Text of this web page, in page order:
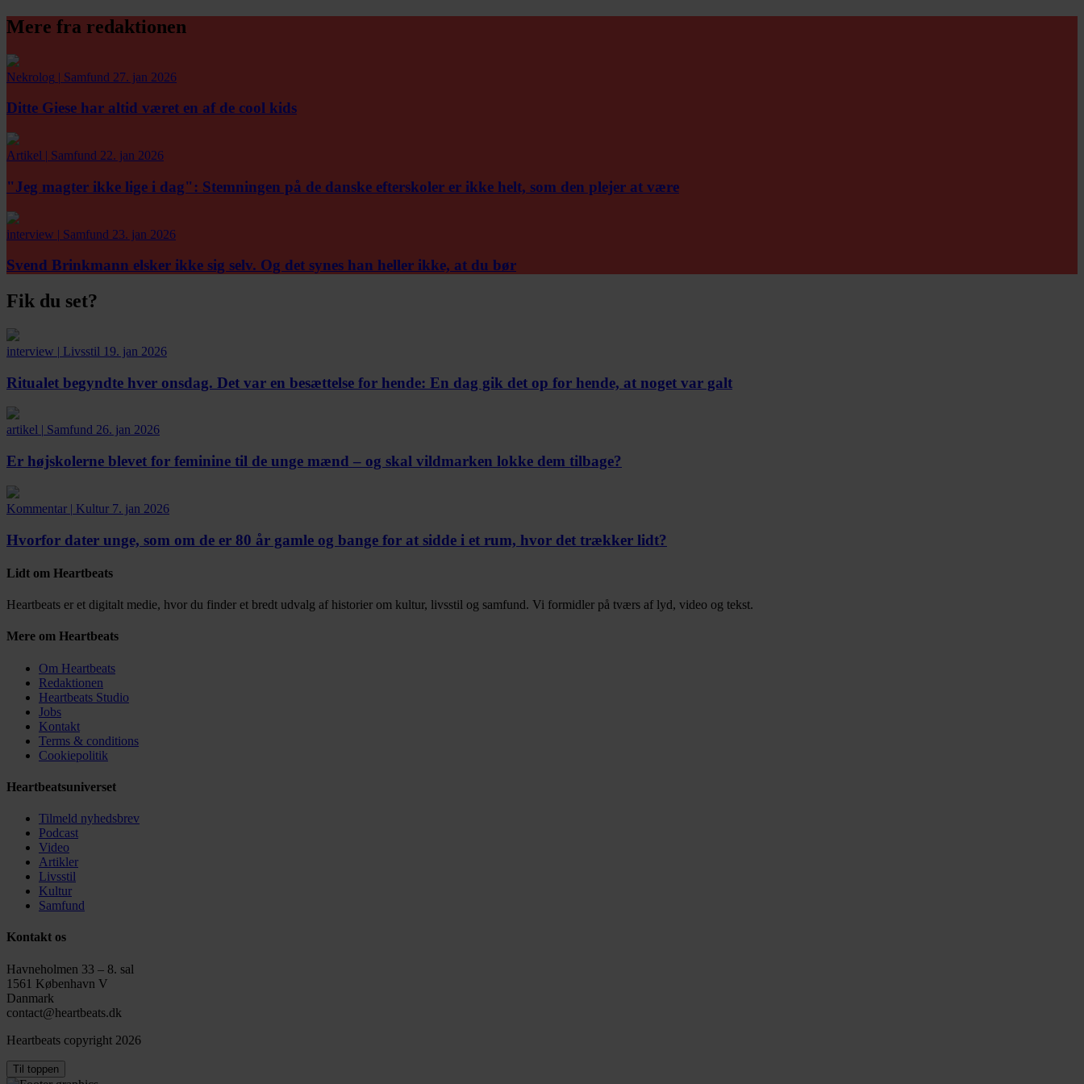
Mere fra redaktionen
Nekrolog | Samfund 27. jan 2026
Ditte Giese har altid været en af de cool kids
Artikel | Samfund 22. jan 2026
"Jeg magter ikke lige i dag": Stemningen på de danske efterskoler er ikke helt, som den plejer at være
interview | Samfund 23. jan 2026
Svend Brinkmann elsker ikke sig selv. Og det synes han heller ikke, at du bør
Fik du set?
interview | Livsstil 19. jan 2026
Ritualet begyndte hver onsdag. Det var en besættelse for hende: En dag gik det op for hende, at noget var galt
artikel Samfund 26. jan 2026
Er højskolerne blevet for feminine til de unge mænd – og skal vildmarken lokke dem tilbage?
Kommentar | Kultur 7. jan 2026
Hvorfor dater unge, som om de er 80 år gamle og bange for at sidde i et rum, hvor det trækker lidt?
Lidt om Heartbeats
Heartbeats er et digitalt medie, hvor du finder et bredt udvalg af historier om kultur, livsstil og samfund. Vi formidler på tværs af lyd, video og tekst.
Mere om Heartbeats
Om Heartbeats
Redaktionen
Heartbeats Studio
Jobs
Kontakt
Terms & conditions
Cookiepolitik
Heartbeatsuniverset
Tilmeld nyhedsbrev
Podcast
Video
Artikler
Livsstil
Kultur
Samfund
Kontakt os
Havneholmen 33 – 8. sal
1561 København V
Danmark
contact@heartbeats.dk
Heartbeats copyright 2026
Til toppen